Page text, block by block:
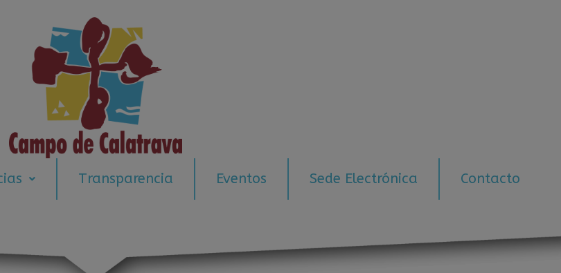
Transparencia Eventos Sede Electrónica Contacto